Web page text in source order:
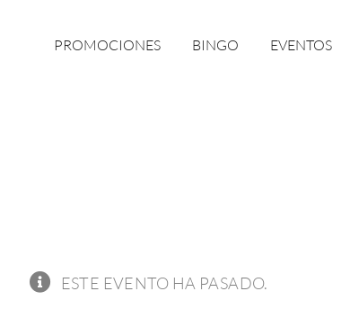
PROMOCIONES BINGO EVENTOS
ESTE EVENTO HA PASADO.